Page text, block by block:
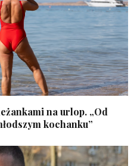
na urlop. „Od
kochanku”